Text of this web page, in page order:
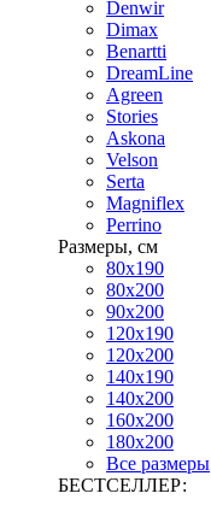
Denwir
Dimax
Benartti
DreamLine
Agreen
Stories
Askona
Velson
Serta
Magniflex
Perrino
Размеры, см
80х190
80х200
90х200
120х190
120х200
140х190
140х200
160х200
180х200
Все размеры
БЕСТСЕЛЛЕР: